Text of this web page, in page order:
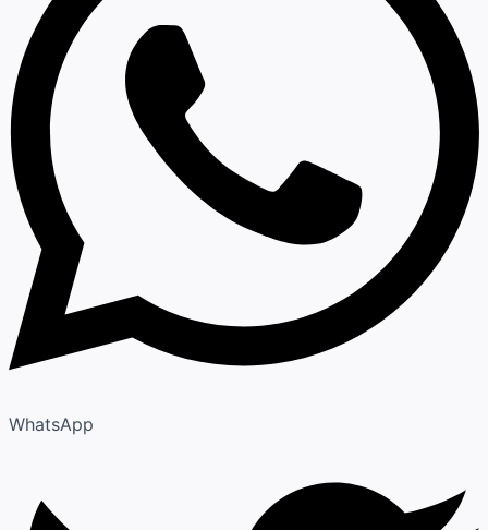
WhatsApp